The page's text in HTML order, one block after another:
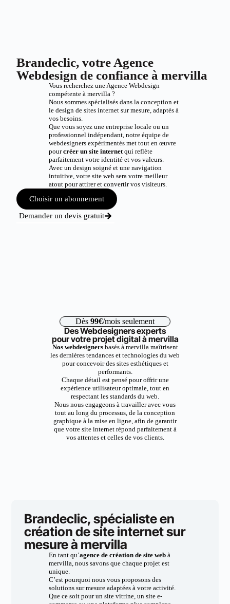
Brandeclic, votre Agence
Webdesign de confiance à mervilla
Vous recherchez une Agence Webdesign
compétente à mervilla ?
Nous sommes spécialisés dans la conception et
le design de sites internet sur mesure, adaptés à
vos besoins.
Que vous soyez une entreprise locale ou un
professionnel indépendant, notre équipe de
webdesigners expérimentés met tout en œuvre
pourcréer un site internetqui reflète
parfaitement votre identité et vos valeurs.
Avec un design soigné et une navigation
intuitive, votre site web sera votre meilleur
atout pour attirer et convertir vos visiteurs.
Choisir un abonnement
Demander un devis gratuit
Dès 99€/mois seulement
Des Webdesigners experts
pour votre projet digital à mervilla
Nos webdesignersbasés à mervilla maîtrisent
les dernières tendances et technologies du web
pour concevoir des sites esthétiques et
performants.
Chaque détail est pensé pour offrir une
expérience utilisateur optimale, tout en
respectant les standards du web.
Nous nous engageons à travailler avec vous
tout au long du processus, de la conception
graphique à la mise en ligne, afin de garantir
que votre site internet répond parfaitement à
vos attentes et celles de vos clients.
Brandeclic, spécialiste en
création de site internet sur
mesure à mervilla
En tant qu’agence de création de site webà
mervilla, nous savons que chaque projet est
unique.
C’est pourquoi nous vous proposons des
solutions sur mesure adaptées à votre activité.
Que ce soit pour un site vitrine, un site e-